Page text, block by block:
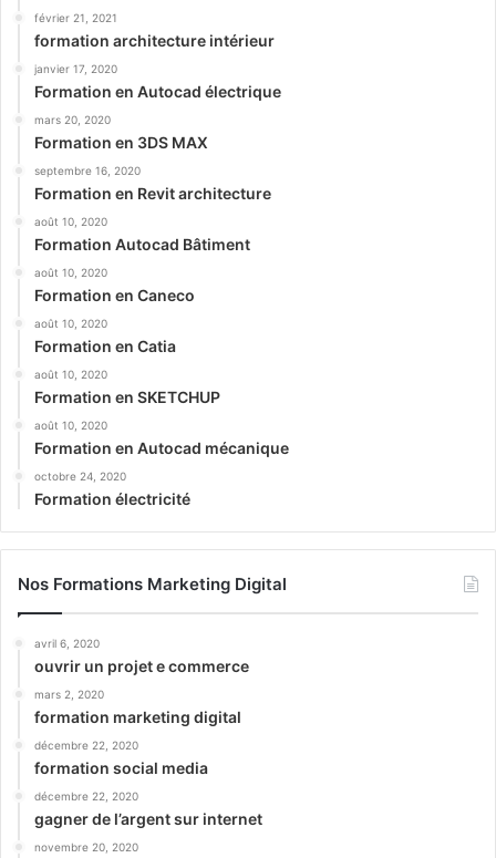
février 21, 2021
formation architecture intérieur
janvier 17, 2020
Formation en Autocad électrique
mars 20, 2020
Formation en 3DS MAX
septembre 16, 2020
Formation en Revit architecture
août 10, 2020
Formation Autocad Bâtiment
août 10, 2020
Formation en Caneco
août 10, 2020
Formation en Catia
août 10, 2020
Formation en SKETCHUP
août 10, 2020
Formation en Autocad mécanique
octobre 24, 2020
Formation électricité
Nos Formations Marketing Digital
avril 6, 2020
ouvrir un projet e commerce
mars 2, 2020
formation marketing digital
décembre 22, 2020
formation social media
décembre 22, 2020
gagner de l’argent sur internet
novembre 20, 2020